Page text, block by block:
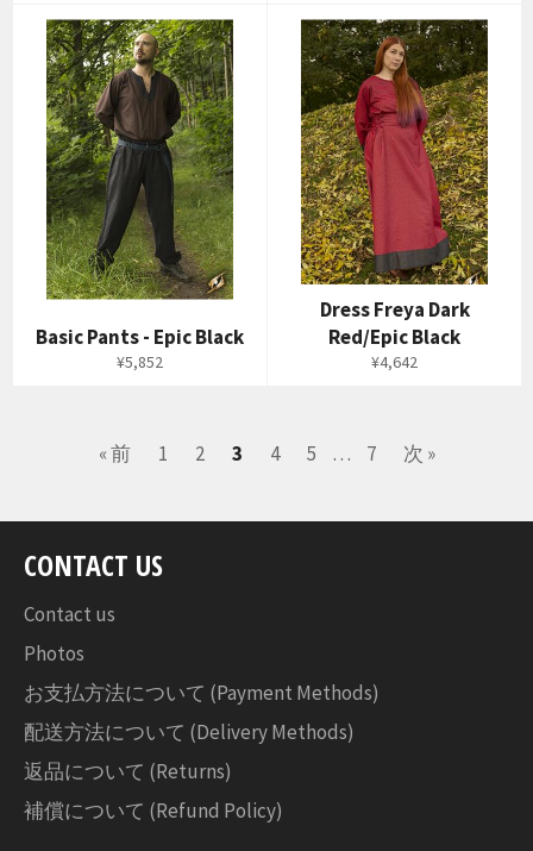
価
格
価
格
Basic Pants - Epic Black
通
¥5,852
Dress Freya Dark
Red/Epic Black
通
¥4,642
« 前 1 2 3 4 5 … 7 次 »
CONTACT US
Contact us
Photos
お支払方法について (Payment Methods)
配送方法について (Delivery Methods)
返品について (Returns)
補償について (Refund Policy)